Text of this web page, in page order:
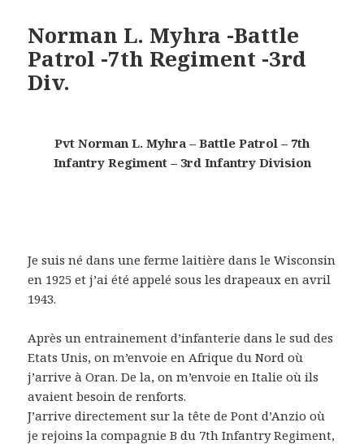
Norman L. Myhra -Battle
Patrol -7th Regiment -3rd
Div.
Pvt Norman L. Myhra – Battle Patrol – 7th
Infantry Regiment – 3rd Infantry Division
Je suis né dans une ferme laitière dans le Wisconsin
en 1925 et j’ai été appelé sous les drapeaux en avril
1943.
Après un entrainement d’infanterie dans le sud des
Etats Unis, on m’envoie en Afrique du Nord où
j’arrive à Oran. De la, on m’envoie en Italie où ils
avaient besoin de renforts.
J’arrive directement sur la tête de Pont d’Anzio où
je rejoins la compagnie B du 7th Infantry Regiment,